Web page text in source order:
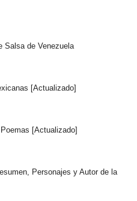
Salsa de Venezuela
[Actualizado]
[Actualizado]
Personajes y Autor de la